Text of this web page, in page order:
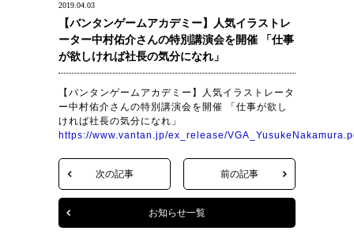
2019.04.03
【バンタンゲームアカデミー】人気イラストレ
ーター中村佑介さんの特別講演会を開催 「仕事
が欲しければ社長の気分になれ」
【バンタンゲームアカデミー】人気イラストレータ
ー中村佑介さんの特別講演会を開催 「仕事が欲し
ければ社長の気分になれ」
https://www.vantan.jp/ex_release/
次の記事 前の記事
お知らせ一覧